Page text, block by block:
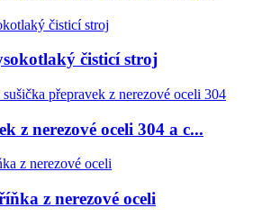
čisticí stroj
z nerezové oceli 304 a c...
z nerezové oceli